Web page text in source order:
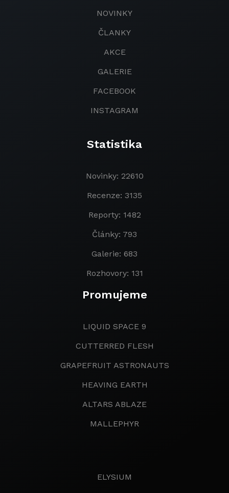
NOVINKY
ČLANKY
AKCE
GALERIE
FACEBOOK
INSTAGRAM
Statistika
Novinky: 22610
Recenze: 3135
Reporty: 1482
Články: 793
Galerie: 683
Rozhovory: 131
Promujeme
LIQUID SPACE 9
CUTTERRED FLESH
GRAPEFRUIT ASTRONAUTS
HEAVING EARTH
ALTARS ABLAZE
MALLEPHYR
ELYSIUM